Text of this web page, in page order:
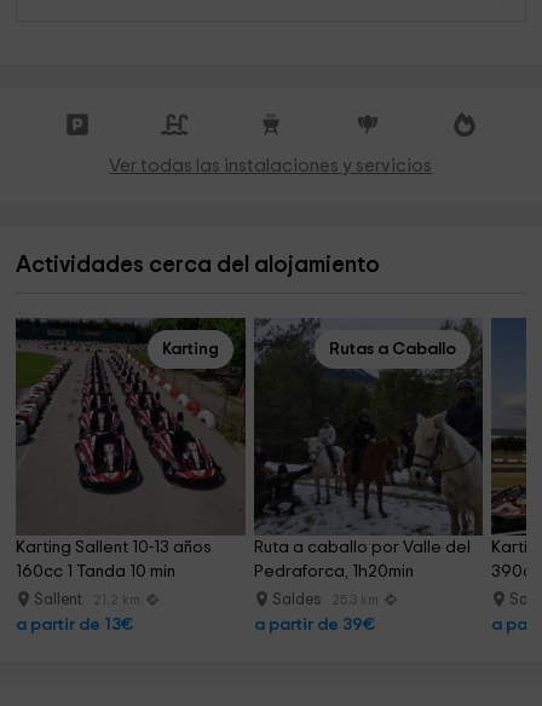
Ver todas las instalaciones y servicios
Actividades cerca del alojamiento
Karting
Karting Sallent 10-13 años
160cc 1 Tanda 10 min
Sallent 21.2 km
a partir de 13€
Rutas a Caballo
Ruta a caballo por Valle del
Pedraforca, 1h20min
Saldes 25.3 km
a partir de 39€
390cc
a